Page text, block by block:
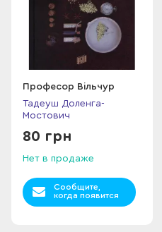
Професор Вільчур
Тадеуш Доленга-
Мостович
80 грн
Нет в продаже
Сообщите,
когда появится